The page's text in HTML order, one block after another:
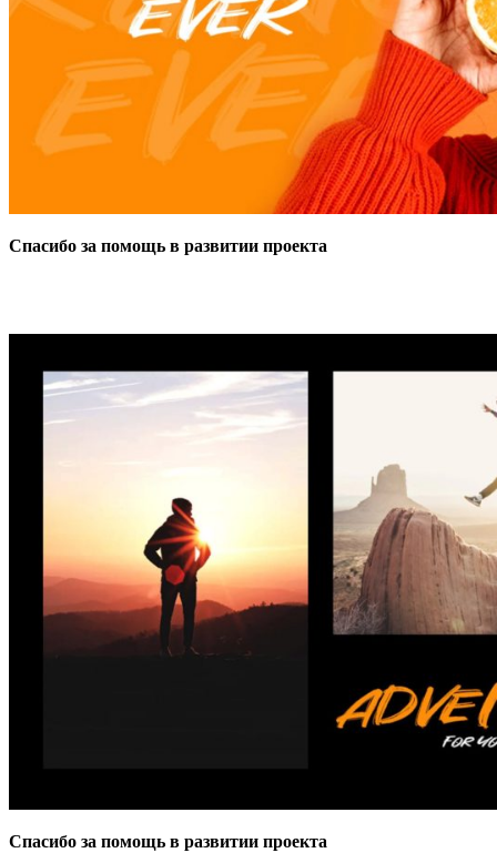
Спасибо за помощь в развитии проекта
Спасибо за помощь в развитии проекта